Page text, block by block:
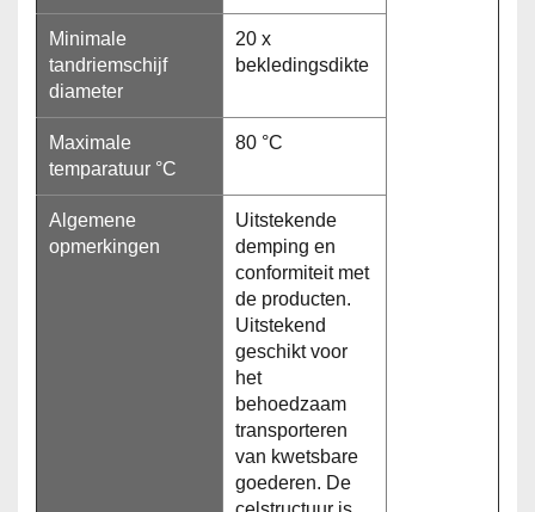
Minimale
tandriemschijf
diameter
20 x
bekledingsdikte
Maximale
temparatuur °C
80 °C
Algemene
opmerkingen
Uitstekende
demping en
conformiteit met
de producten.
Uitstekend
geschikt voor
het
behoedzaam
transporteren
van kwetsbare
goederen. De